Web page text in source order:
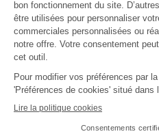
Groupe santé CHC -